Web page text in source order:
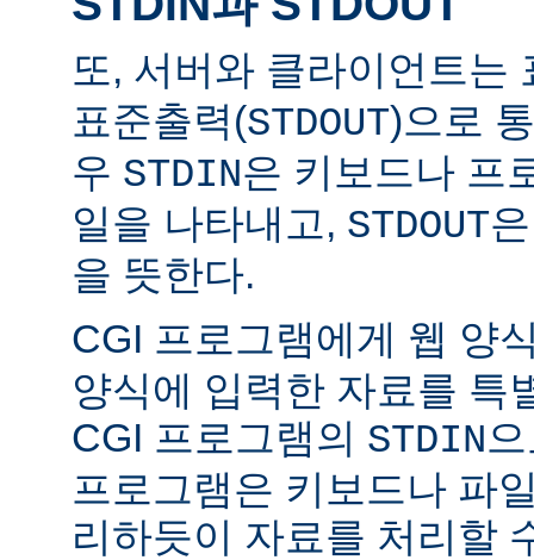
또, 서버와 클라이언트는
표준출력(STDOUT)으로
우 STDIN은 키보드나 프
일을 나타내고, STDOUT
을 뜻한다.
CGI 프로그램에게 웹 양
양식에 입력한 자료를 특
CGI 프로그램의 STDIN
프로그램은 키보드나 파
리하듯이 자료를 처리할